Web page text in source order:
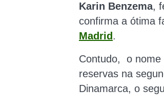
Karin Benzema,
confirma a ótima
Madrid.
Contudo, o nome
reservas na
Dinamarca, o